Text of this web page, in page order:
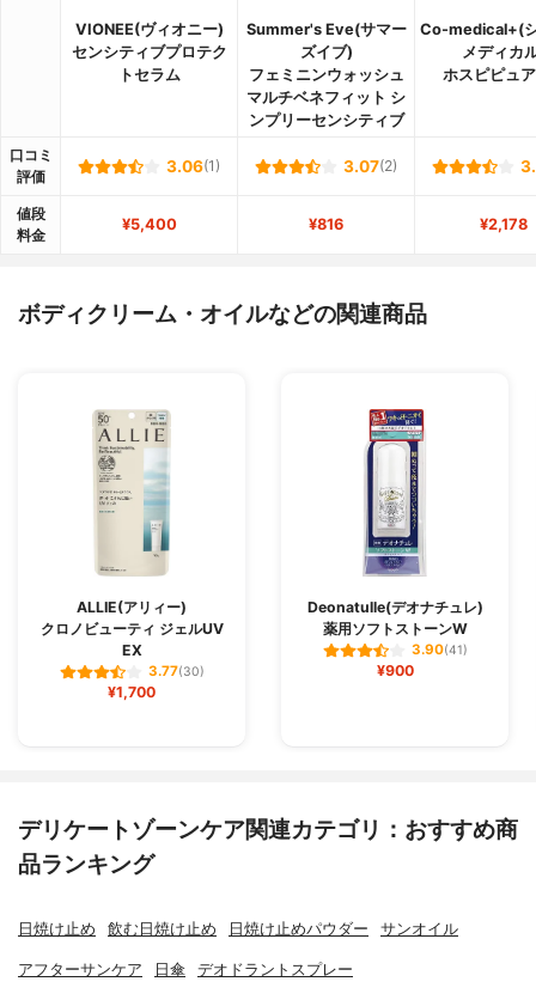
VIONEE(ヴィオニー)
センシティブプロテク
トセラム
Summer's Eve(サマー
ズイブ)
フェミニンウォッシュ
マルチベネフィット シ
ンプリーセンシティブ
Co-medical+(
メディカ
ホスピピュ
口コミ
評価
3.06(1) 3.07(2)
値段
料金
¥5,400 ¥816 ¥2,178
ボディクリーム・オイルなどの関連商品
ALLIE(アリィー)
クロノビューティ ジェルUV
EX
3.77(30)
¥1,700
Deonatulle(デオナチュレ)
薬用ソフトストーンW
3.90(41)
¥900
デリケートゾーンケア関連カテゴリ：おすすめ商
品ランキング
日焼け止め 飲む日焼け止め 日焼け止めパウダー サンオイル
アフターサンケア 日傘 デオドラントスプレー